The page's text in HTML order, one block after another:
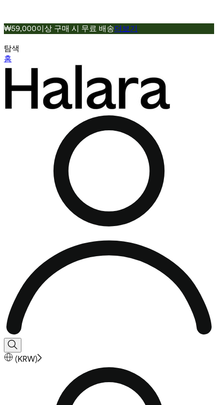
₩59,000이상 구매 시 무료 배송더보기
탐색
홈
(KRW)